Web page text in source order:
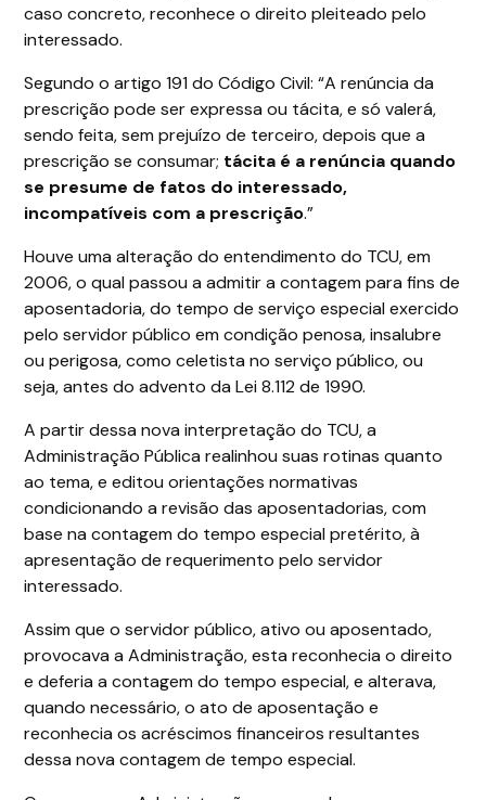
caso concreto, reconhece o direito pleiteado pelo
interessado.
Segundo o artigo 191 do Código Civil: “A renúncia da
prescrição pode ser expressa ou tácita, e só valerá,
sendo feita, sem prejuízo de terceiro, depois que a
prescrição se consumar; tácita é a renúncia quando
se presume de fatos do interessado,
incompatíveis com a prescrição.”
Houve uma alteração do entendimento do TCU, em
2006, o qual passou a admitir a contagem para fins de
aposentadoria, do tempo de serviço especial exercido
pelo servidor público em condição penosa, insalubre
ou perigosa, como celetista no serviço público, ou
seja, antes do advento da Lei 8.112 de 1990.
A partir dessa nova interpretação do TCU, a
Administração Pública realinhou suas rotinas quanto
ao tema, e editou orientações normativas
condicionando a revisão das aposentadorias, com
base na contagem do tempo especial pretérito, à
apresentação de requerimento pelo servidor
interessado.
Assim que o servidor público, ativo ou aposentado,
provocava a Administração, esta reconhecia o direito
e deferia a contagem do tempo especial, e alterava,
quando necessário, o ato de aposentação e
reconhecia os acréscimos financeiros resultantes
dessa nova contagem de tempo especial.